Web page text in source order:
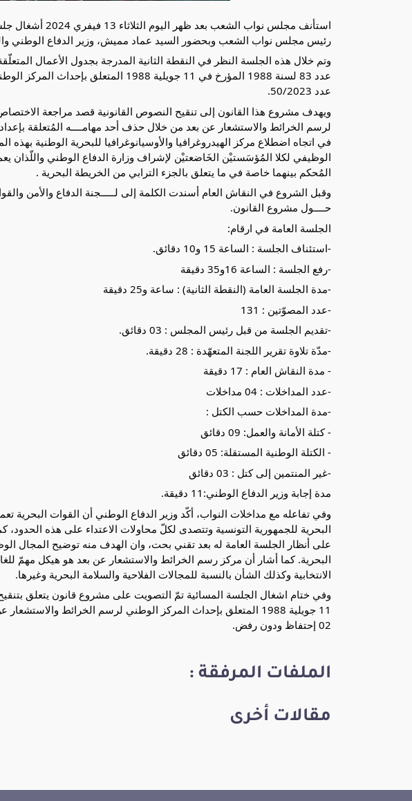
استأنف مجلس نواب
رئيس مجلس نواب الشعب وبحضور السيد عماد مميش، وزير الدفاع الوطني
وتم خلال هذه الجلسة النظر في النقطة الثانية المدرجة بجدول الأعمال
عدد 83 لسنة 1988 المؤرخ في 11 جويلية 1988 المتعلق بإحداث المركز الوطني
عدد 50/2023.
ويهدف مشروع هذا القانون إلى تنقيح النصوص القانونية قصد مراجعة
لرسم الخرائط والاستشعار عن بعد من خلال حذف أحد مهامــــه المُتعلقة بإعداد
في اتجاه اضطلاع مركز الهيدروغرافيا والأوسيانوغرافيا للبحرية الوطنية بهذه
الوظيفي لكلا المُؤسَستيْن الخَاضعتيْن لإشراف وزارة الدفاع الوطني واللّذان
المُحكم بينهما خاصة في ما يتعلق بالجزء الترابي من الخريطة البحرية .
وقبل الشروع في النقاش العام أسندت الكلمة إلى لـــــجنة الدفاع والأمن
حــــول مشروع القانون.
الجلسة العامة في ارقام:
-استئناف الجلسة : الساعة 15 و10 دقائق.
-رفع الجلسة : الساعة 16و35 دقيقة
-مدة الجلسة العامة (النقطة الثانية) : ساعة و25 دقيقة
-عدد المصوّتين : 131
-تقديم الجلسة من قبل رئيس المجلس : 03 دقائق.
-مدّة تلاوة تقرير اللجنة المتعهّدة : 28 دقيقة.
- مدة النقاش العام : 17 دقيقة
-عدد المداخلات : 04 مداخلات
-مدة المداخلات حسب الكتل :
- كتلة الأمانة والعمل: 09 دقائق
- الكتلة الوطنية المستقلة: 05 دقائق
-غير المنتمين إلى كتل : 03 دقائق
مدة إجابة وزير الدفاع الوطني:11 دقيقة.
وفي تفاعله مع مداخلات النواب، أكّد وزير الدفاع الوطني أن القوات البحرية
البحرية للجمهورية التونسية وتتصدى لكلّ محاولات الاعتداء على هذه
على أنظار الجلسة العامة له بعد تقني بحت، وان الهدف منه توضيح المجال
البحرية. كما أشار أن مركز رسم الخرائط والاستشعار عن بعد هو هيكل مهمّ
الانتخابية وكذلك الشأن بالنسبة للمجالات الفلاحية والسلامة البحرية وغيرها.
02 إحتفاظ ودون رفض.
الملفات المرفقة :
مقالات أخرى